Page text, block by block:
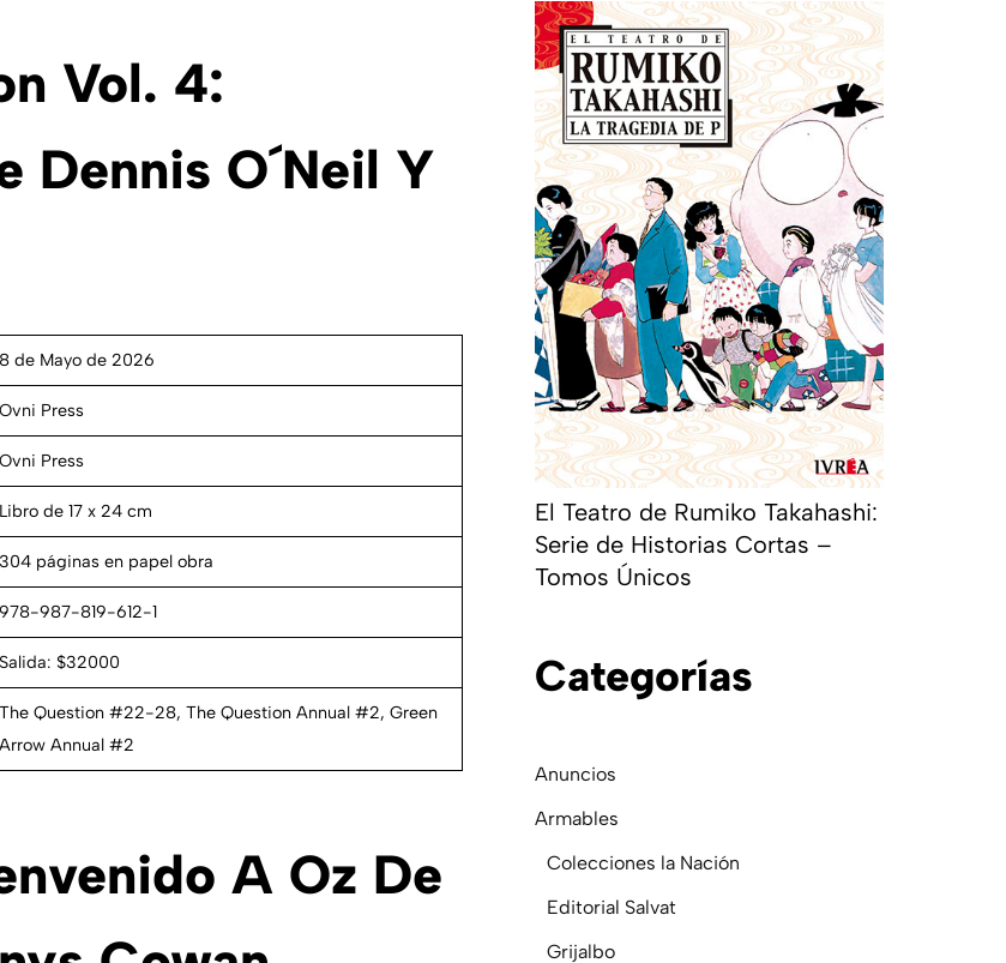
Vol. 4:
Dennis O´Neil Y
8 de Mayo de 2026
Ovni Press
Ovni Press
Libro de 17 x 24 cm
304 páginas en papel obra
978-987-819-612-1
Salida: $32000
The Question #22-28, The Question Annual #2, Green
Arrow Annual #2
A Oz De
El Teatro de Rumiko Takahashi:
Serie de Historias Cortas –
Tomos Únicos
CAtegorías
Anuncios
Armables
Colecciones la Nación
Editorial Salvat
Grijalbo